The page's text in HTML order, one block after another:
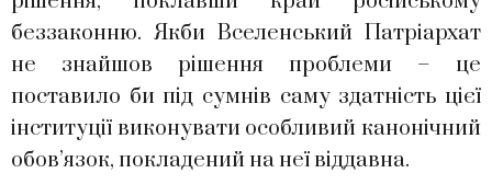
беззаконню. Якби Вселенський Патріархат
не знайшов рішення проблеми – це
поставило би під сумнів саму здатність цієї
інституції виконувати особливий канонічний
обов’язок, покладений на неї віддавна.